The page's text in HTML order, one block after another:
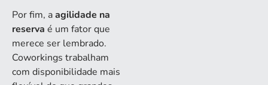
Por fim, aagilidade na
reserva é um fator que
merece ser lembrado.
Coworkings trabalham
com disponibilidade mais